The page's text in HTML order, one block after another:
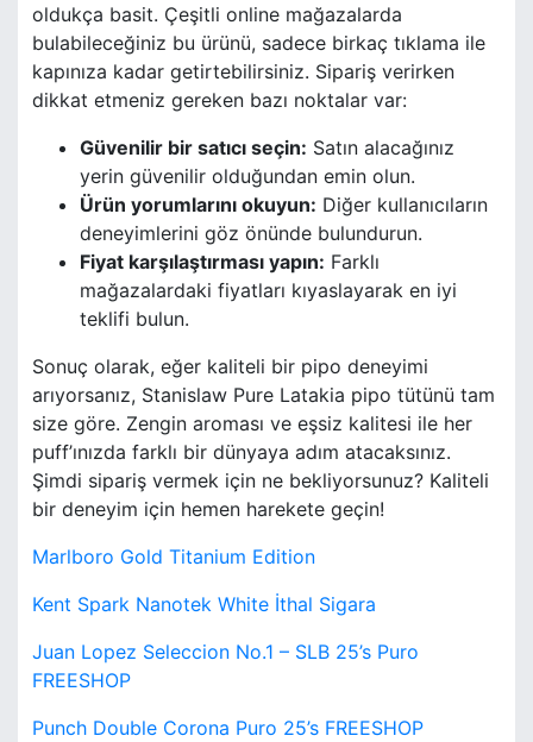
oldukça basit. Çeşitli online mağazalarda
bulabileceğiniz bu ürünü, sadece birkaç tıklama ile
kapınıza kadar getirtebilirsiniz. Sipariş verirken
dikkat etmeniz gereken bazı noktalar var:
Güvenilir bir satıcı seçin: Satın alacağınız
yerin güvenilir olduğundan emin olun.
Ürün yorumlarını okuyun: Diğer kullanıcıların
deneyimlerini göz önünde bulundurun.
Fiyat karşılaştırması yapın: Farklı
mağazalardaki fiyatları kıyaslayarak en iyi
teklifi bulun.
Sonuç olarak, eğer kaliteli bir pipo deneyimi
arıyorsanız, Stanislaw Pure Latakia pipo tütünü tam
size göre. Zengin aroması ve eşsiz kalitesi ile her
puff’ınızda farklı bir dünyaya adım atacaksınız.
Şimdi sipariş vermek için ne bekliyorsunuz? Kaliteli
bir deneyim için hemen harekete geçin!
Marlboro Gold Titanium Edition
Kent Spark Nanotek White İthal Sigara
Juan Lopez Seleccion No.1 – SLB 25’s Puro
FREESHOP
Punch Double Corona Puro 25’s FREESHOP